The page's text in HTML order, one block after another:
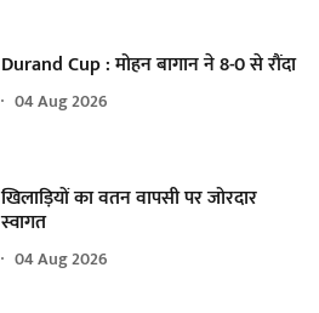
Durand Cup : मोहन बागान ने 8-0 से रौंदा
04 Aug 2026
खिलाड़ियों का वतन वापसी पर जोरदार
स्वागत
04 Aug 2026